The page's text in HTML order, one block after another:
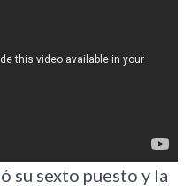
su sexto puesto y la